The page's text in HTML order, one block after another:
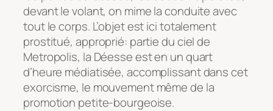
devant le volant, on mime la conduite avec
tout le corps. L’objet est ici totalement
prostitué, approprié: partie du ciel de
Metropolis, la Déesse est en un quart
d’heure médiatisée, accomplissant dans cet
exorcisme, le mouvement même de la
promotion petite-bourgeoise.